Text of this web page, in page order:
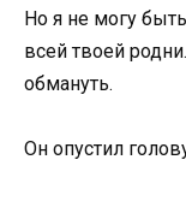
Но я не могу
всей твоей
обмануть.
Он опустил